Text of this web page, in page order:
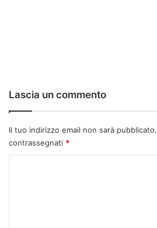
Lascia un commento
Il tuo indirizzo email non sarà pubblicato.
contrassegnati *